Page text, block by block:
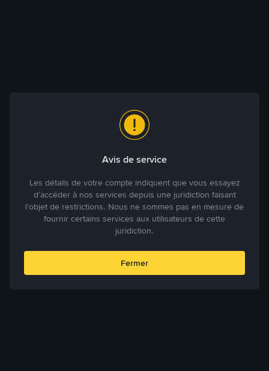
Avis de service
Les détails de votre compte indiquent que vous essayez
d’accéder à nos services depuis une juridiction faisant
l’objet de restrictions. Nous ne sommes pas en mesure de
fournir certains services aux utilisateurs de cette
juridiction.
Fermer